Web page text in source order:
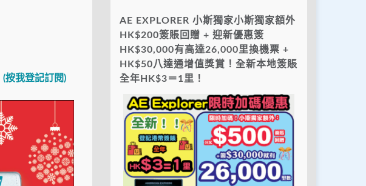
(按我登記訂閱)
AE EXPLORER 小斯獨家小斯獨家額外
HK$200簽賬回贈 + 迎新優惠簽
HK$30,000有高達26,000里換機票 +
HK$50八達通增值獎賞！全新本地簽賬
全年HK$3＝1里！